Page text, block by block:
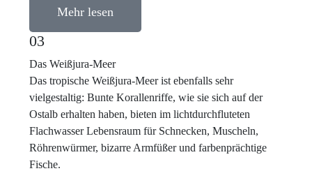
Mehr lesen
03
Das Weißjura-Meer
Das tropische Weißjura-Meer ist ebenfalls sehr
vielgestaltig: Bunte Korallenriffe, wie sie sich auf der
Ostalb erhalten haben, bieten im lichtdurchfluteten
Flachwasser Lebensraum für Schnecken, Muscheln,
Röhrenwürmer, bizarre Armfüßer und farbenprächtige
Fische.